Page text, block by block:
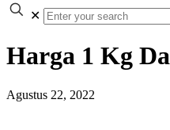
✕
Harga 1 Kg
Agustus 22, 2022